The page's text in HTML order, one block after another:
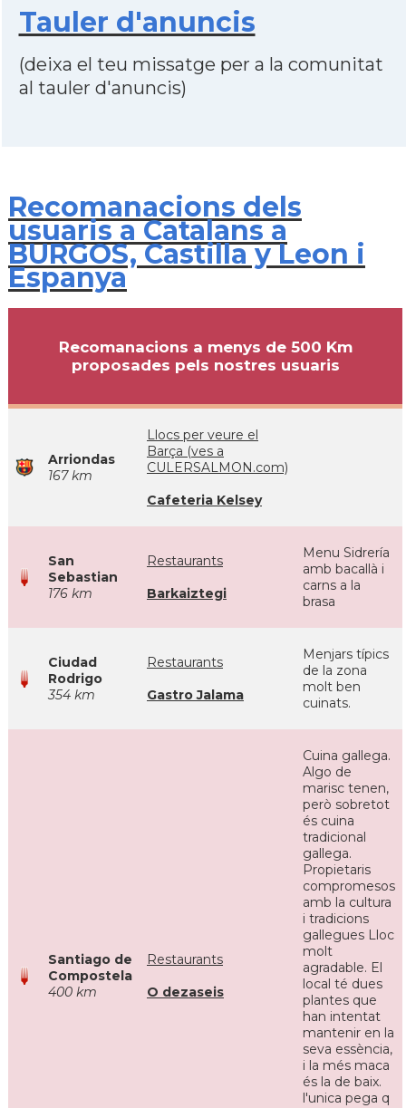
Tauler d'anuncis
(deixa el teu missatge per a la comunitat
al tauler d'anuncis)
Recomanacions dels
usuaris a Catalans a
BURGOS, Castilla y Leon i
Espanya
Recomanacions a menys de 500 Km
proposades pels nostres usuaris
Arriondas
167 km
Llocs per veure el
Barça (ves a
CULERSALMON.com)
Cafeteria Kelsey
San
Sebastian
176 km
Restaurants
Barkaiztegi
Menu Sidrería
amb bacallà i
carns a la
brasa
Ciudad
Rodrigo
354 km
Restaurants
Gastro Jalama
Menjars típics
de la zona
molt ben
cuinats.
Santiago de
Compostela
400 km
Restaurants
O dezaseis
Cuina gallega.
Algo de
marisc tenen,
però sobretot
és cuina
tradicional
gallega.
Propietaris
compromesos
amb la cultura
i tradicions
gallegues Lloc
molt
agradable. El
local té dues
plantes que
han intentat
mantenir en la
seva essència,
i la més maca
és la de baix.
l'unica pega q